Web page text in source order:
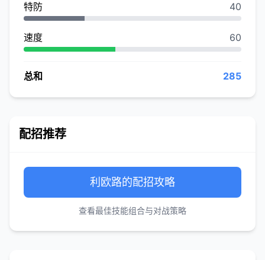
特防 40
速度 60
总和 285
配招推荐
利欧路的配招攻略
查看最佳技能组合与对战策略